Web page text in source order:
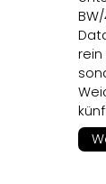
rein